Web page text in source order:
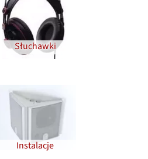
Słuchawki
Instalacje